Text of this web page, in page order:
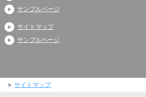
サンプルページ
サイトマップ
サンプルページ
サイトマップ